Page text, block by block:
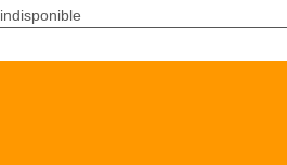
indisponible